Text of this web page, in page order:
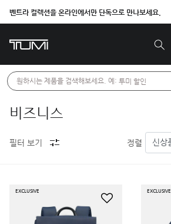
벤트라 컬렉션을 온라인에서만 단독으로 만나보세요.
더욱 새로워진 FW26 신제품 론칭
원하시는 제품을 검색해보세요. 예: 투미 할인
비즈니스
필터 보기 정렬
EXCLUSIVE EXCLUSIVE